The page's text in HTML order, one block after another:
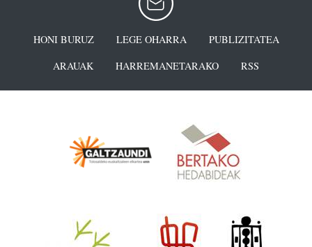
HONI BURUZ LEGE OHARRA
PUBLIZITATEA
ARAUAK
HARREMANETARAKO RSS